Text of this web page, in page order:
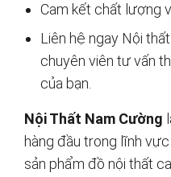
Cam kết chất lượng
Liên hệ ngay Nội
chuyên viên tư vấn
của bạn.
Nội Thất Nam Cường
hàng đầu trong lĩnh
sản phẩm đồ nội thất